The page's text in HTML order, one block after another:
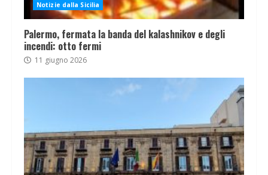
Notizie dalla Sicilia
Palermo, fermata la banda del kalashnikov e degli
incendi: otto fermi
11 giugno 2026